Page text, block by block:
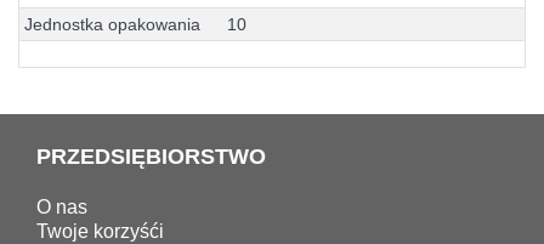
Jednostka opakowania 10
PRZEDSIĘBIORSTWO
O nas
Twoje korzyśći